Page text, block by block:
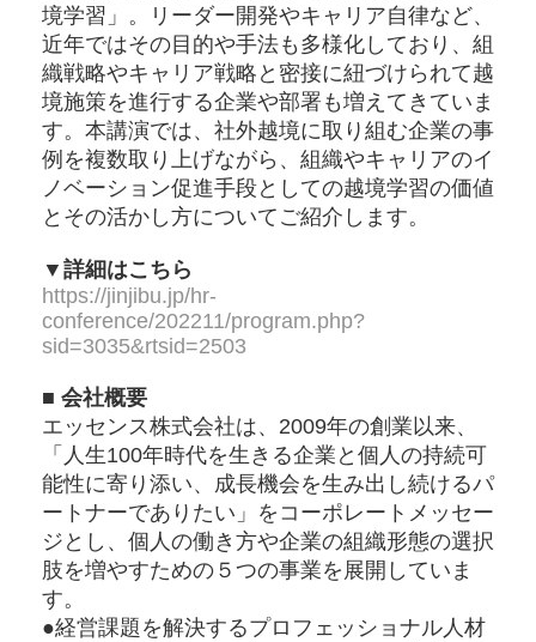
境学習」。リーダー開発やキャリア自律など、
近年ではその目的や手法も多様化しており、組
織戦略やキャリア戦略と密接に紐づけられて越
境施策を進行する企業や部署も増えてきていま
す。本講演では、社外越境に取り組む企業の事
例を複数取り上げながら、組織やキャリアのイ
ノベーション促進手段としての越境学習の価値
とその活かし方についてご紹介します。
▼詳細はこちら
https://jinjibu.jp/hr-
conference/202211/program.php?
sid=3035&rtsid=2503
■ 会社概要
エッセンス株式会社は、2009年の創業以来、
「人生100年時代を生きる企業と個人の持続可
能性に寄り添い、成長機会を生み出し続けるパ
ートナーでありたい」をコーポレートメッセー
ジとし、個人の働き方や企業の組織形態の選択
肢を増やすための５つの事業を展開していま
す。
●経営課題を解決するプロフェッショナル人材